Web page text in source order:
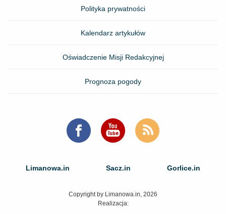
Polityka prywatności
Kalendarz artykułów
Oświadczenie Misji Redakcyjnej
Prognoza pogody
Limanowa.in Sacz.in Gorlice.in
Copyright by Limanowa.in, 2026
Realizacja: